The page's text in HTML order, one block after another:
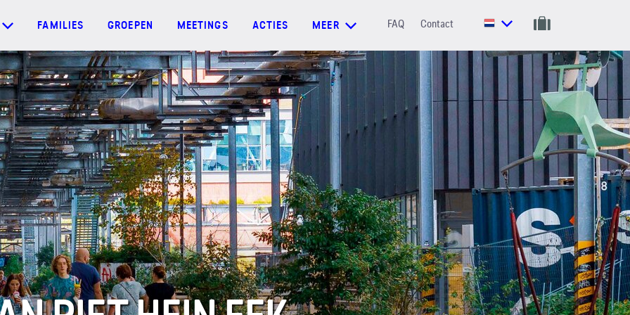
FAMILIES GROEPEN MEETINGS ACTIES MEER FAQ Contact